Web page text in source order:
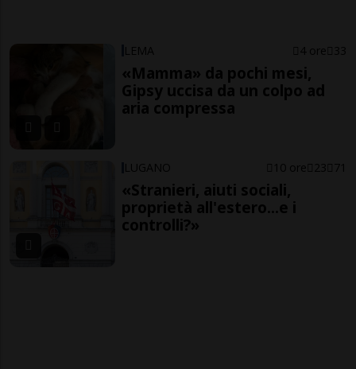
LEMA 4 ore 33
«Mamma» da pochi mesi,
Gipsy uccisa da un colpo ad
aria compressa
LUGANO 10 ore 23 71
«Stranieri, aiuti sociali,
proprietà all'estero...e i
controlli?»